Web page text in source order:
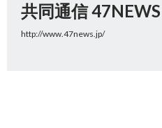
共同通信 47NEWS
http://www.47news.jp/